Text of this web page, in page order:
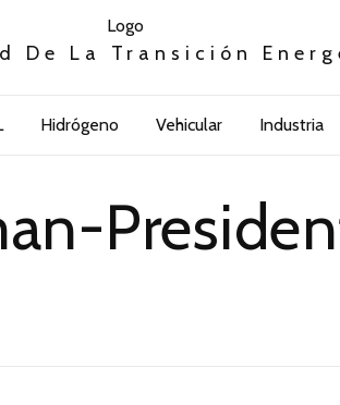
De La Transición
Hidrógeno Vehicular Industria